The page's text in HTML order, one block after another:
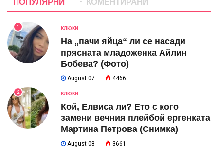
ПОПУЛЯРНИ КОМЕНТИРАНИ
1 КЛЮКИ
На „пачи яйца“ ли се насади
прясната младоженка Айлин
Бобева? (Фото)
August 07 4466
2 КЛЮКИ
Кой, Елвиса ли? Ето с кого
замени вечния плейбой ергенката
Мартина Петрова (Снимка)
August 08 3661